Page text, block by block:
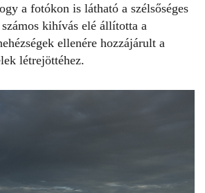
a fotókon is látható a szélsőséges
kihívás elé állította a
ellenére hozzájárult a
létrejöttéhez.